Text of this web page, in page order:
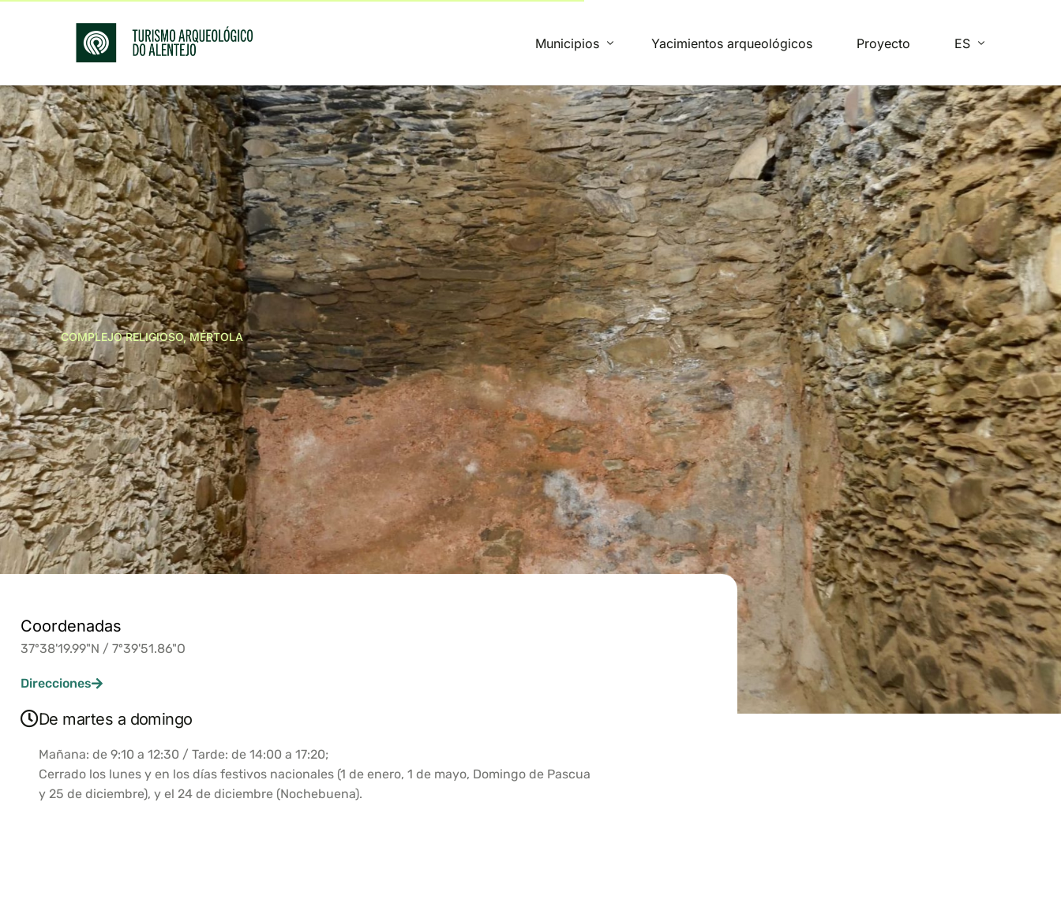
Municipios
Beja
Campo Maior
Mértola
Montemor-o-Novo
Monforte
Ourique
Santiago do Cacém
Vidigueira
Yacimientos arqueológicos Proyecto ES
FR
EN
PT
COMPLEJO RELIGIOSO, MÉRTOLA
Coordenadas
37º38'19.99"N / 7º39'51.86"O
Direcciones
De martes a domingo
Mañana: de 9:10 a 12:30 / Tarde: de 14:00 a 17:20;
Cerrado los lunes y en los días festivos nacionales (1 de enero, 1 de mayo, Domingo de Pascua
y 25 de diciembre), y el 24 de diciembre (Nochebuena).